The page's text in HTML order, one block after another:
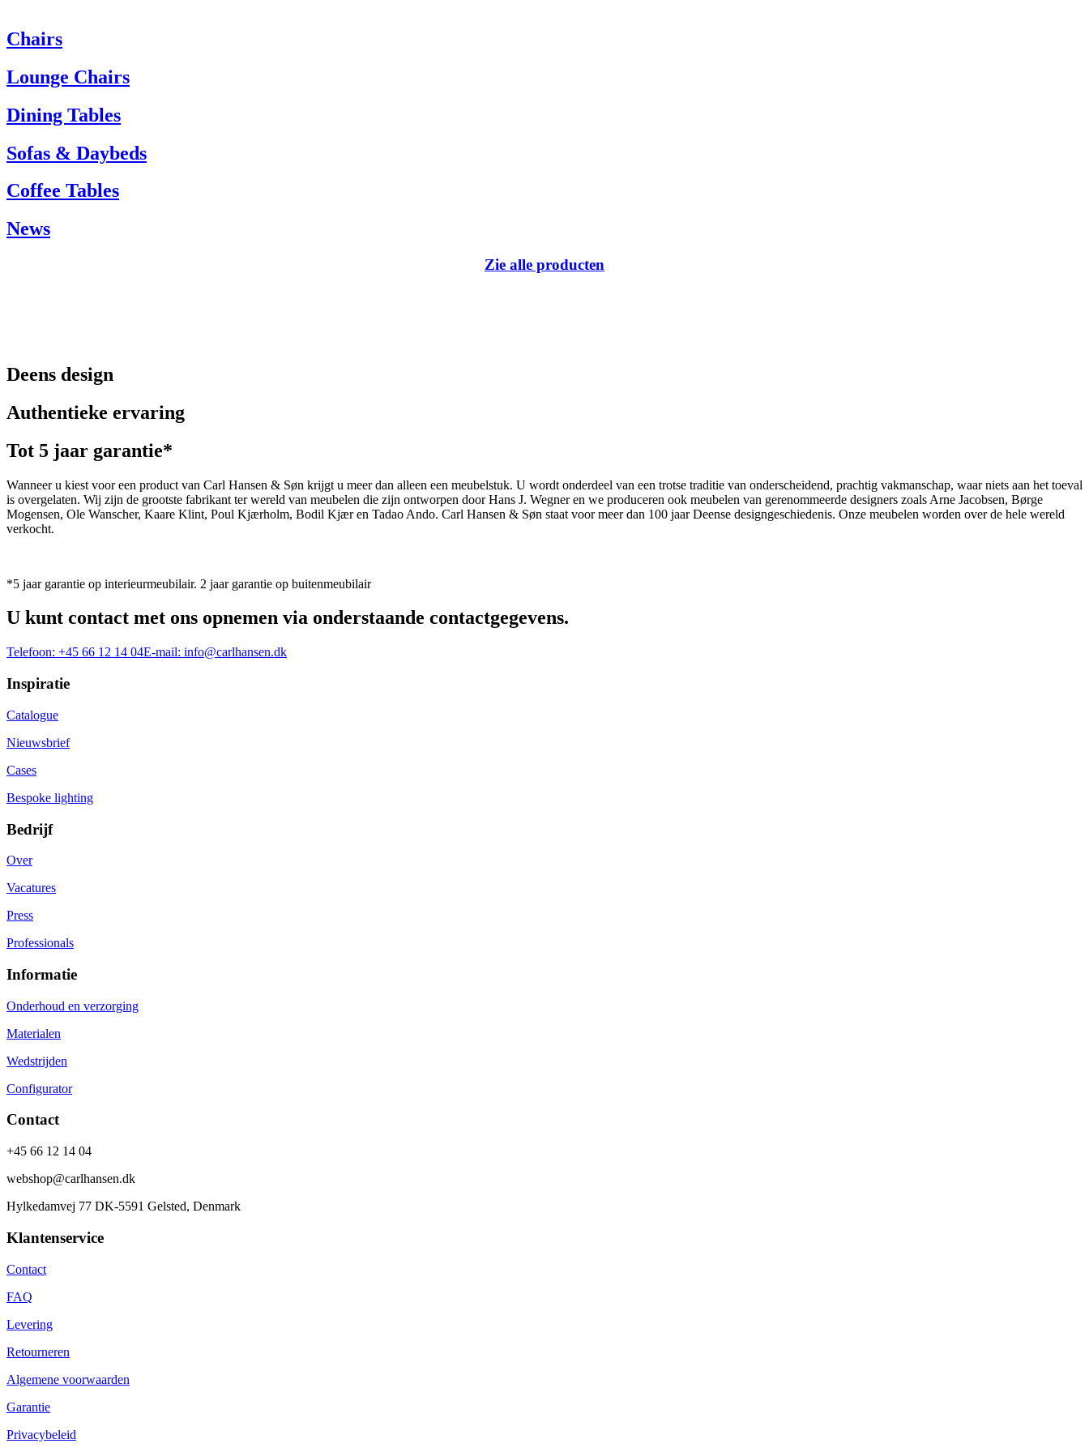
Heeft u hulp nodig? Neem dan contact op met de klantenservice via:
Tel.: +45 66 12 14 04
info@carlhansen.dk
Chairs
Lounge Chairs
Dining Tables
Sofas & Daybeds
Coffee Tables
News
Zie alle producten
Deens design
Authentieke ervaring
Tot 5 jaar garantie*
Wanneer u kiest voor een product van Carl Hansen & Søn krijgt u meer dan alleen een meubelstuk. U wordt onderdeel van een trotse traditie van onderscheidend, prachtig vakmanschap, waar niets aan het toeval
is overgelaten. Wij zijn de grootste fabrikant ter wereld van meubelen die zijn ontworpen door Hans J. Wegner en we produceren ook meubelen van gerenommeerde designers zoals Arne Jacobsen, Børge
Mogensen, Ole Wanscher, Kaare Klint, Poul Kjærholm, Bodil Kjær en Tadao Ando. Carl Hansen & Søn staat voor meer dan 100 jaar Deense designgeschiedenis. Onze meubelen worden over de hele wereld
verkocht.
*5 jaar garantie op interieurmeubilair. 2 jaar garantie op buitenmeubilair
U kunt contact met ons opnemen via onderstaande contactgegevens.
Telefoon: +45 66 12 14 04E-mail: info@carlhansen.dk
Inspiratie
Catalogue
Nieuwsbrief
Cases
Bespoke lighting
Bedrijf
Over
Vacatures
Press
Professionals
Informatie
Onderhoud en verzorging
Materialen
Wedstrijden
Configurator
Contact
+45 66 12 14 04
webshop@carlhansen.dk
Hylkedamvej 77 DK-5591 Gelsted, Denmark
Klantenservice
Contact
FAQ
Levering
Retourneren
Algemene voorwaarden
Garantie
Privacybeleid